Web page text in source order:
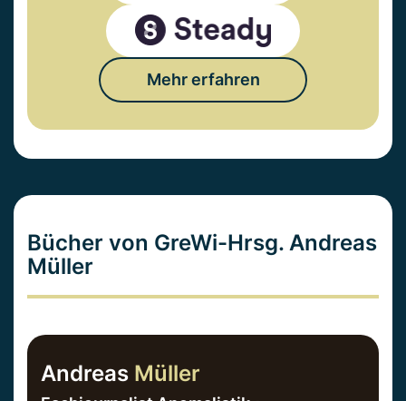
Mehr erfahren
Bücher von GreWi-Hrsg. Andreas
Müller
Andreas Müller